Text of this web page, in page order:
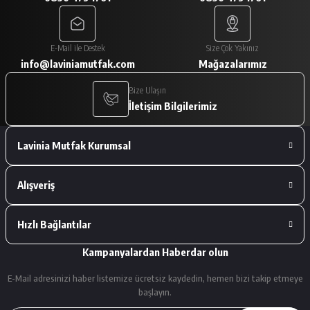
Paketleme çok iyiydi. Ürünler tam
istediğimiz gibiydi.
A... V... | 29/01/2026
Deneyimini Paylaş
E-Mail ile Destek
info@laviniamutfak.com
Size Çok Yakınız
Mağazalarımız
Bize Ulaşın
İletişim Bilgilerimiz
Lavinia Mutfak Kurumsal
Alışveriş
Hızlı Bağlantılar
Kampanyalardan Haberdar olun
E-Mail adresinizi haber listemize ücretsiz kaydedin, hemen bizi takip etmeye
başlayın.